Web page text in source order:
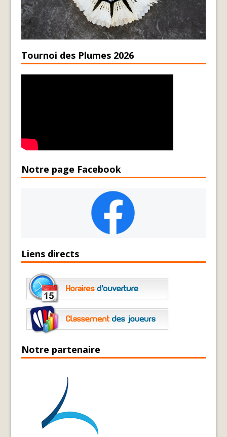
Tournoi des Plumes 2026
Notre page Facebook
Liens directs
Notre partenaire